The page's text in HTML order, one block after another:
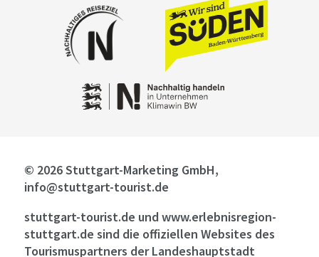
© 2026 Stuttgart-Marketing GmbH,
info@stuttgart-tourist.de
stuttgart-tourist.de und www.erlebnisregion-
stuttgart.de sind die offiziellen Websites des
Tourismuspartners der Landeshauptstadt